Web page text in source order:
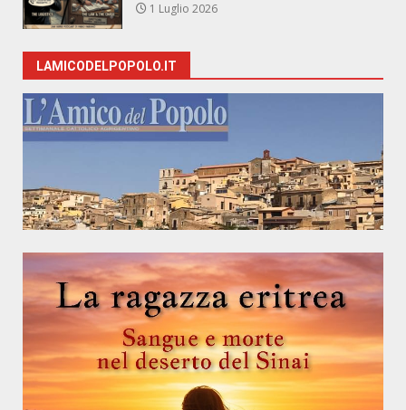
1 Luglio 2026
LAMICODELPOPOLO.IT